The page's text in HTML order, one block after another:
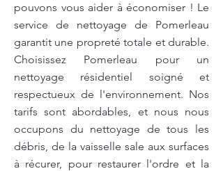
pouvons vous aider à économiser ! Le
service de nettoyage de Pomerleau
garantit une propreté totale et durable.
Choisissez Pomerleau pour un
nettoyage résidentiel soigné et
respectueux de l'environnement. Nos
tarifs sont abordables, et nous nous
occupons du nettoyage de tous les
débris, de la vaisselle sale aux surfaces
à récurer, pour restaurer l'ordre et la